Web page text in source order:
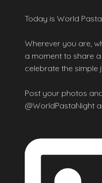
Today is World
Wherever you are,
a moment to share
celebrate the simple
Post your photos
@WorldPastaNight